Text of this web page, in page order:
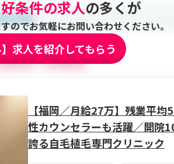
を学び、その後OJTで現場経験を積む体
運営やマネジメントへのキャリアアップ
任者候補30～35万円、統括責任者35万
ィブ・報奨金制度あり。残業ほぼなし
族割引・祝金制度など福利厚生充実。
条件の求人の多くが
のでお気軽にお問い合わせください。
】求人を紹介してもらう
【福岡／月給27万】残業平均
性カウンセラーも活躍／開院
誇る自毛植毛専門クリニック